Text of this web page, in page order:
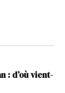
: d’où vient-